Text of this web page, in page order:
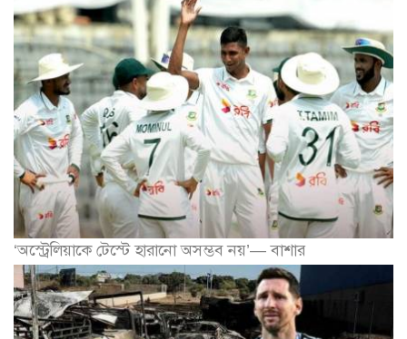
‘অস্ট্রেলিয়াকে টেস্টে হারানো অসম্ভব নয়’— বাশার